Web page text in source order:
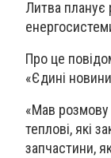
Литва планує
Про це
«Єдині
«Мав розмову
теплові, які
запчастини,